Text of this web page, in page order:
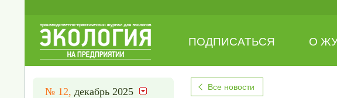
ПОДПИСАТЬСЯ О
№ 12, декабрь 2025 Все новости